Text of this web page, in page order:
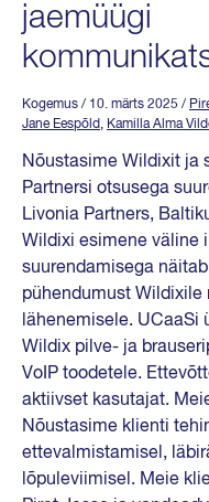
jaemüügi
Kogemus / 10. märts 2025 /
Jane Eespõld, Kamilla Alma
Nõustasime Wildixit ja
Partnersi otsusega
Livonia Partners,
Wildixi esimene väline
suurendamisega
pühendumust
lähenemisele. UCaaSi
Wildix pilve- ja
VoIP toodetele.
aktiivset kasutajat.
Nõustasime klienti
ettevalmistamisel,
lõpuleviimisel. Meie